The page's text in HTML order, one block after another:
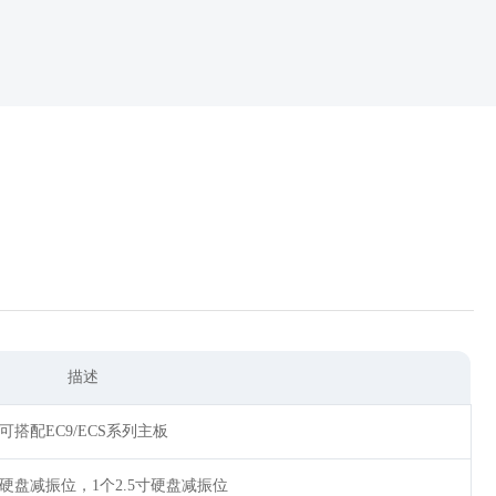
描述
可搭配EC9/ECS系列主板
盘减振位，1个2.5寸硬盘减振位